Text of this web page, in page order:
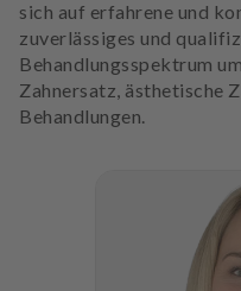
sich auf erfahrene und
zuverlässiges und
Behandlungsspektrum
Zahnersatz, ästhetische
Behandlungen.